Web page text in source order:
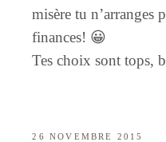
misère tu n’arranges
finances! 😀
Tes choix sont tops,
26 NOVEMBRE 2015